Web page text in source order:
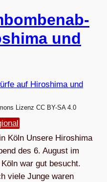
und
Lizenz CC BY-SA 4.0
Köln Unsere Hiro­shima
des 6. August im
war gut besucht.
viele Junge waren